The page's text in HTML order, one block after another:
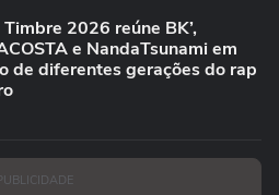
2026 reúne BK’,
e NandaTsunami em
de diferentes gerações do rap